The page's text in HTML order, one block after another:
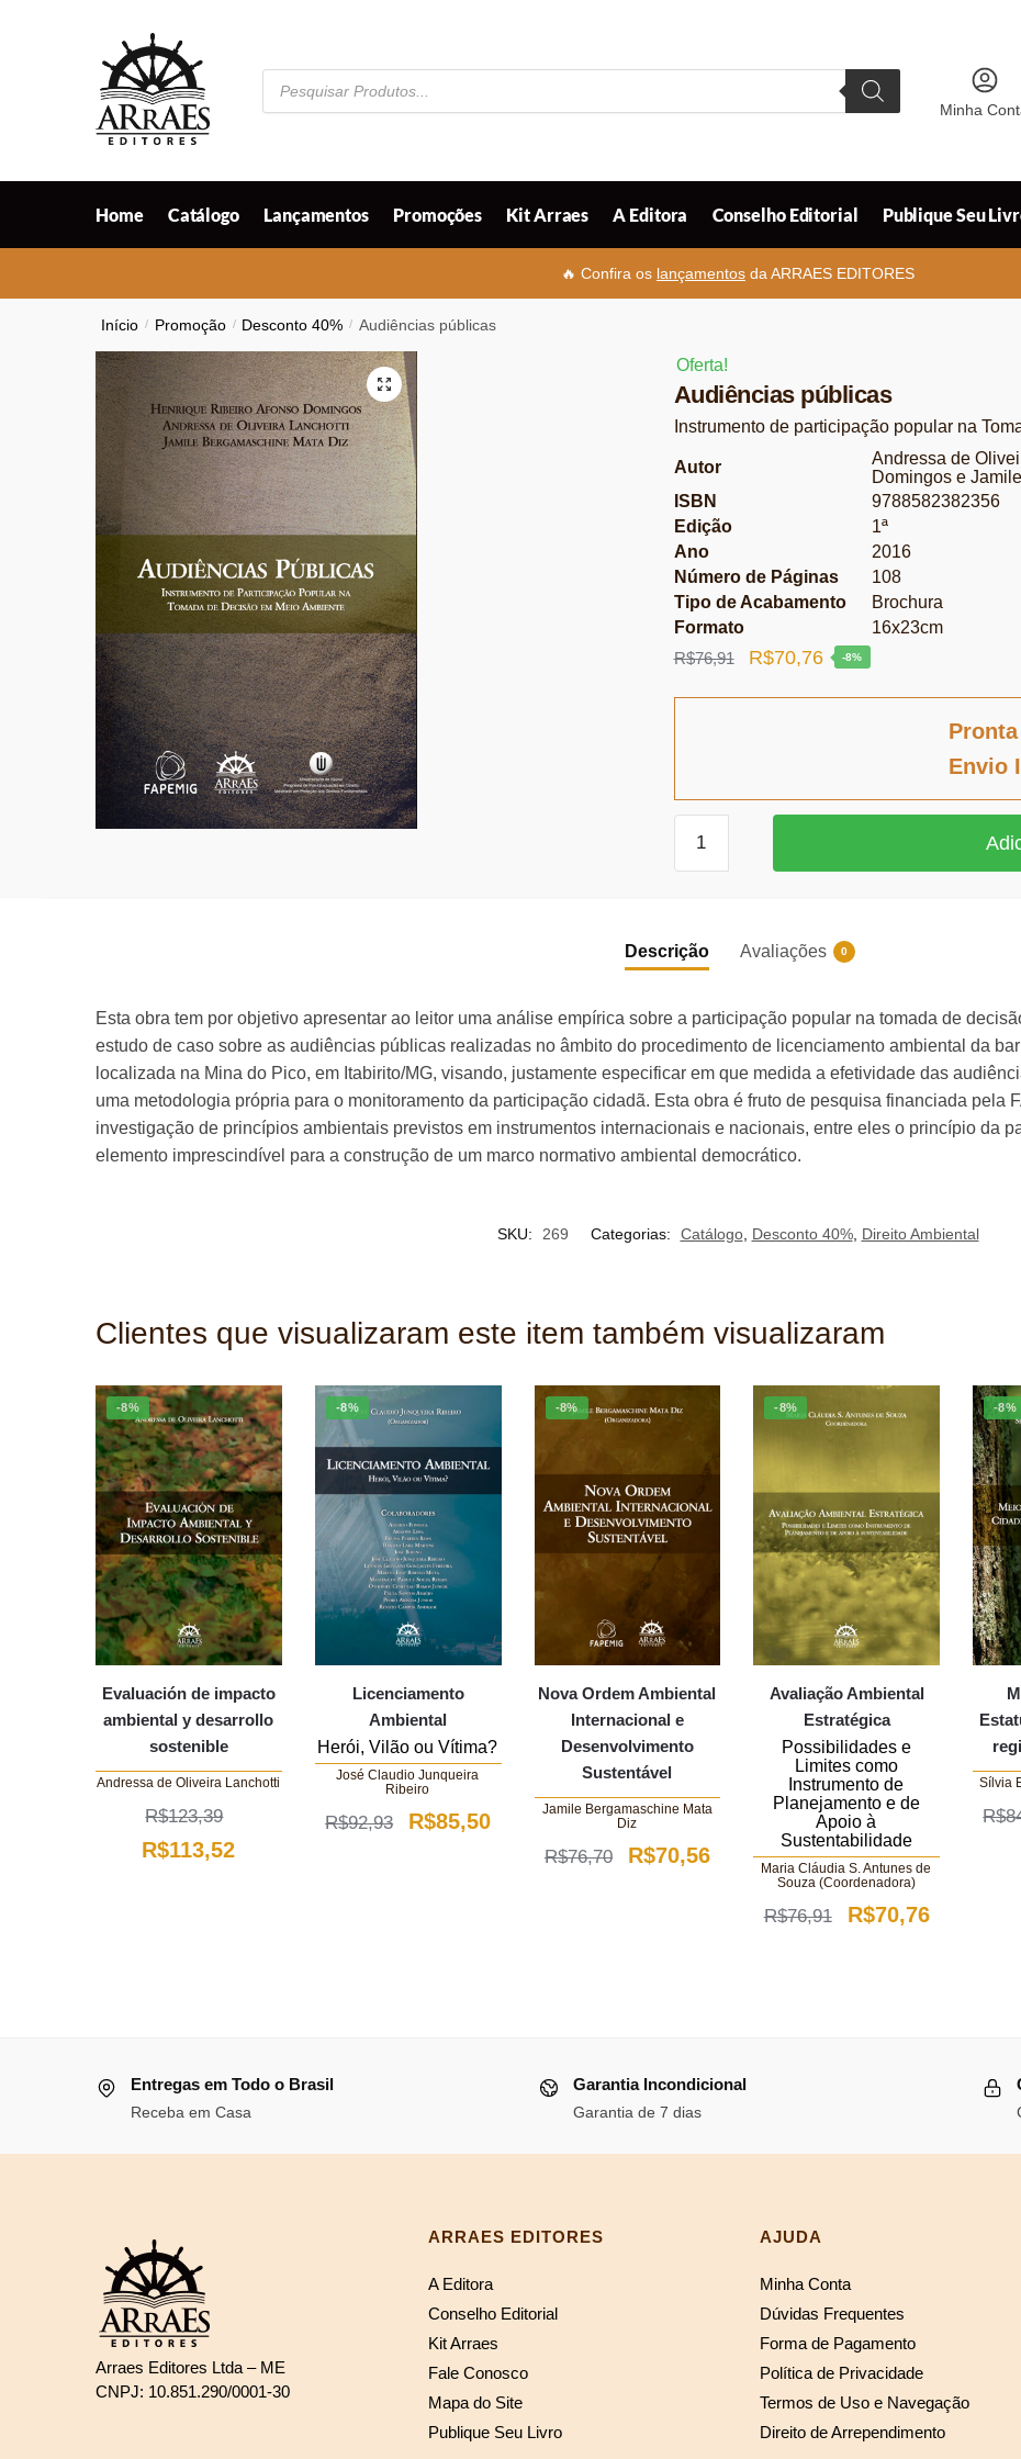
Pesquisar
produtos
Minha
Home Catálogo Lançamentos Promoções Kit Arraes A Editora Conselho Editorial Publique Seu
🔥 Confira os lançamentos da ARRAES EDITORES
Início / Promoção / Desconto 40% / Audiências públicas
🔍
Oferta!
Audiências públicas
Instrumento de participação popular na
Autor
Andressa de
Domingos e
ISBN
9788582382356
Edição
1ª
Ano
2016
Número de Páginas
108
Tipo de Acabamento
Brochura
Formato
16x23cm
R$76,91
O
R$70,76O
-8%
Envio
públicas
Descrição Avaliações 0
Esta obra tem por objetivo apresentar ao leitor uma análise empírica sobre a participação popular na tomada de
estudo de caso sobre as audiências públicas realizadas no âmbito do procedimento de licenciamento ambiental da
localizada na Mina do Pico, em Itabirito/MG, visando, justamente especificar em que medida a efetividade das
uma metodologia própria para o monitoramento da participação cidadã. Esta obra é fruto de pesquisa financiada pela
investigação de princípios ambientais previstos em instrumentos internacionais e nacionais, entre eles o princípio da
elemento imprescindível para a construção de um marco normativo ambiental democrático.
SKU: 269 Categorias: Catálogo, Desconto 40%, Direito Ambiental
Clientes que visualizaram este item também visualizaram
-8%
Evaluación de impacto
ambiental y desarrollo
sostenible
Andressa de Oliveira Lanchotti
R$123,39
O
R$113,52
-8%
Licenciamento
Ambiental
Herói, Vilão ou Vítima?
José Claudio Junqueira
Ribeiro
R$92,93
O
R$85,50O
preço
-8%
Nova Ordem Ambiental
Internacional e
Desenvolvimento
Sustentável
Jamile Bergamaschine Mata
Diz
R$76,70
O
R$70,56O
-8%
Avaliação Ambiental
Estratégica
Possibilidades e
Limites como
Instrumento de
Planejamento e de
Apoio à
Sustentabilidade
Maria Cláudia S. Antunes de
Souza (Coordenadora)
R$76,91
O
R$70,76O
-8%
Sílvia
R$
Entregas em Todo o Brasil
Receba em Casa
Garantia Incondicional
Garantia de 7 dias
Arraes Editores Ltda – ME
CNPJ: 10.851.290/0001-30
ARRAES EDITORES
A Editora
Conselho Editorial
Kit Arraes
Fale Conosco
Mapa do Site
Publique Seu Livro
AJUDA
Minha Conta
Dúvidas Frequentes
Forma de Pagamento
Política de Privacidade
Termos de Uso e Navegação
Direito de Arrependimento